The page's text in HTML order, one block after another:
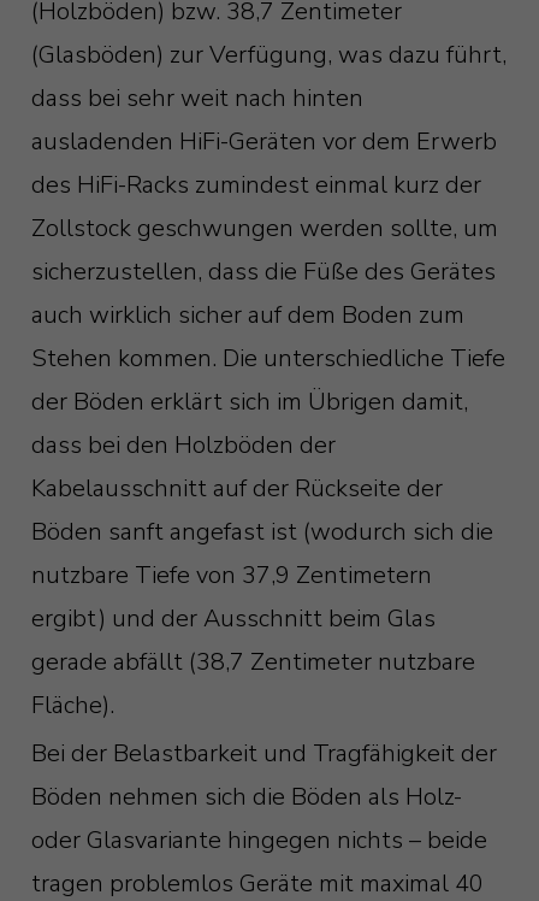
(Holzböden) bzw. 38,7 Zentimeter
(Glasböden) zur Verfügung, was dazu führt,
dass bei sehr weit nach hinten
ausladenden HiFi-Geräten vor dem Erwerb
des HiFi-Racks zumindest einmal kurz der
Zollstock geschwungen werden sollte, um
sicherzustellen, dass die Füße des Gerätes
auch wirklich sicher auf dem Boden zum
Stehen kommen. Die unterschiedliche Tiefe
der Böden erklärt sich im Übrigen damit,
dass bei den Holzböden der
Kabelausschnitt auf der Rückseite der
Böden sanft angefast ist (wodurch sich die
nutzbare Tiefe von 37,9 Zentimetern
ergibt) und der Ausschnitt beim Glas
gerade abfällt (38,7 Zentimeter nutzbare
Fläche).
Bei der Belastbarkeit und Tragfähigkeit der
Böden nehmen sich die Böden als Holz-
oder Glasvariante hingegen nichts – beide
tragen problemlos Geräte mit maximal 40